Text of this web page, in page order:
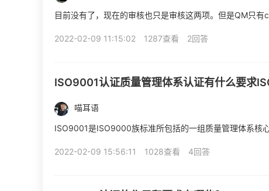
目前没有了，现在的审核也只是审核这两项。但是QM只
2022-02-09 11:15:02 1287查看 2回答
ISO9001认证质量管理体系认证有什么要求
喵耳语
ISO9001是ISO9000族标准所包括的一组质量管理体系核
2022-02-09 15:56:11 1028查看 4回答